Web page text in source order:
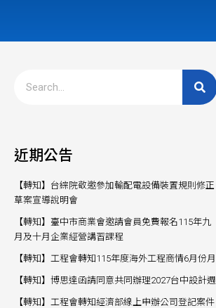
近期公告
【轉知】台綜院敬邀參加輸配電設備裝置規則修正
草案宣導說明會
【轉知】臺中市商業會邀請會員免費報名115年九
月及十月企業經營講習課程
【轉知】工程會轉知115年度海外工程商情6月份月
【轉知】博思達函請同意共同辦理2027台中設計週
【轉知】工程會轉知經濟部線上申辦公司登記案件